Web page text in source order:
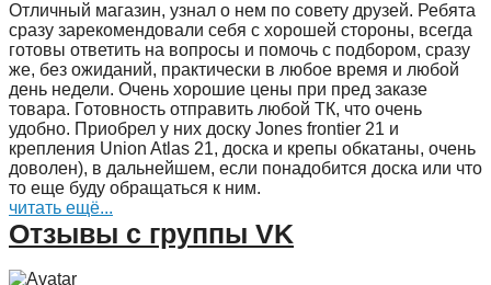
Отличный магазин, узнал о нем по совету друзей. Ребята
сразу зарекомендовали себя с хорошей стороны, всегда
готовы ответить на вопросы и помочь с подбором, сразу
же, без ожиданий, практически в любое время и любой
день недели. Очень хорошие цены при пред заказе
товара. Готовность отправить любой ТК, что очень
удобно. Приобрел у них доску Jones frontier 21 и
крепления Union Atlas 21, доска и крепы обкатаны, очень
доволен), в дальнейшем, если понадобится доска или что
то еще буду обращаться к ним.
читать ещё...
Отзывы с группы VK